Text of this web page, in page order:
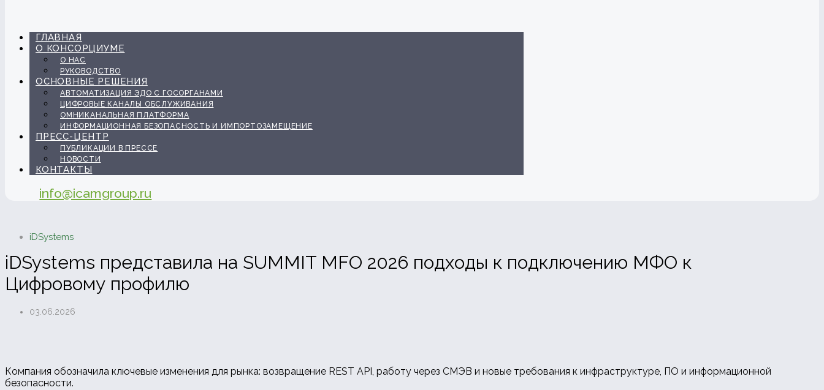
ГЛАВНАЯ
О КОНСОРЦИУМЕ
О НАС
РУКОВОДСТВО
ОСНОВНЫЕ РЕШЕНИЯ
АВТОМАТИЗАЦИЯ ЭДО С ГОСОРГАНАМИ
ЦИФРОВЫЕ КАНАЛЫ ОБСЛУЖИВАНИЯ
ОМНИКАНАЛЬНАЯ ПЛАТФОРМА
ИНФОРМАЦИОННАЯ БЕЗОПАСНОСТЬ И ИМПОРТОЗАМЕЩЕНИЕ
ПРЕСС-ЦЕНТР
ПУБЛИКАЦИИ В ПРЕССЕ
НОВОСТИ
КОНТАКТЫ
info@icamgroup.ru
iDSystems
iDSystems представила на SUMMIT MFO 2026 подходы к подключению МФО к
Цифровому профилю
03.06.2026
Компания обозначила ключевые изменения для рынка: возвращение REST API, работу через СМЭВ и новые требования к инфраструктуре, ПО и информационной
безопасности.